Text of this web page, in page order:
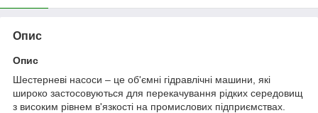
Опис
Опис
Шестерневі насоси – це об'ємні гідравлічні машини, які
широко застосовуються для перекачування рідких середовищ
з високим рівнем в'язкості на промислових підприємствах.